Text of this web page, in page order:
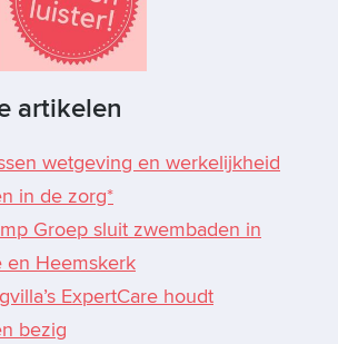
artikelen
wetgeving en werkelijkheid
in de zorg*
Groep sluit zwembaden in
en Heemskerk
ExpertCare houdt
bezig